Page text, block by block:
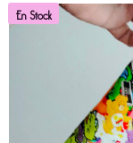
En Stock